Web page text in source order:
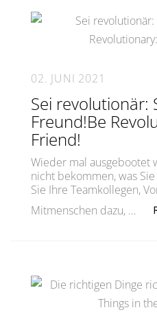
02. JUNI 2021
Sei revolutionär:
Freund!Be
Friend!
Wieder mal ausgebootet
nicht bekommen, was
Sie Ihre Teamkollegen,
Mitmenschen dazu, …